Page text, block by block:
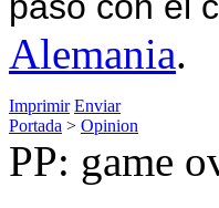
Alemania.
Imprimir Enviar
Portada > Opinion
PP: game